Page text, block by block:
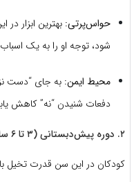
حواس‌پرتی: بهترین ابزار
شود، توجه او را به یک
محیط ایمن: به جای “دست
دفعات شنیدن “نه” کاهش
۲. دوره پیش‌دبستانی (۳ تا ۶ سالگی)
کودکان در این سن قدرت تخیل